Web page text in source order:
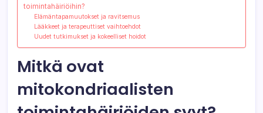
toimintahäiriöihin?
Elämäntapamuutokset ja ravitsemus
Lääkkeet ja terapeuttiset vaihtoehdot
Uudet tutkimukset ja kokeelliset hoidot
Mitkä ovat
mitokondriaalisten